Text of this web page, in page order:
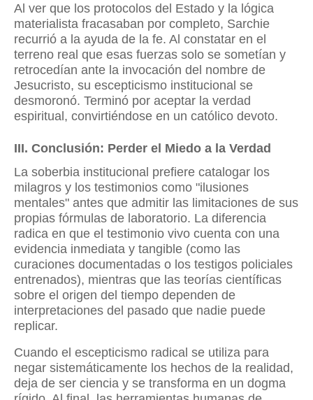
Al ver que los protocolos del Estado y la lógica
materialista fracasaban por completo, Sarchie
recurrió a la ayuda de la fe. Al constatar en el
terreno real que esas fuerzas solo se sometían y
retrocedían ante la invocación del nombre de
Jesucristo, su escepticismo institucional se
desmoronó. Terminó por aceptar la verdad
espiritual, convirtiéndose en un católico devoto.
III. Conclusión: Perder el Miedo a la Verdad
La soberbia institucional prefiere catalogar los
milagros y los testimonios como "ilusiones
mentales" antes que admitir las limitaciones de sus
propias fórmulas de laboratorio. La diferencia
radica en que el testimonio vivo cuenta con una
evidencia inmediata y tangible (como las
curaciones documentadas o los testigos policiales
entrenados), mientras que las teorías científicas
sobre el origen del tiempo dependen de
interpretaciones del pasado que nadie puede
replicar.
Cuando el escepticismo radical se utiliza para
negar sistemáticamente los hechos de la realidad,
deja de ser ciencia y se transforma en un dogma